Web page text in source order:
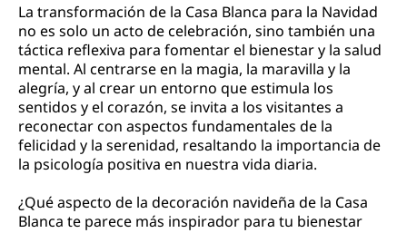
La transformación de la Casa Blanca para la Navidad
no es solo un acto de celebración, sino también una
táctica reflexiva para fomentar el bienestar y la salud
mental. Al centrarse en la magia, la maravilla y la
alegría, y al crear un entorno que estimula los
sentidos y el corazón, se invita a los visitantes a
reconectar con aspectos fundamentales de la
felicidad y la serenidad, resaltando la importancia de
la psicología positiva en nuestra vida diaria.
¿Qué aspecto de la decoración navideña de la Casa
Blanca te parece más inspirador para tu bienestar